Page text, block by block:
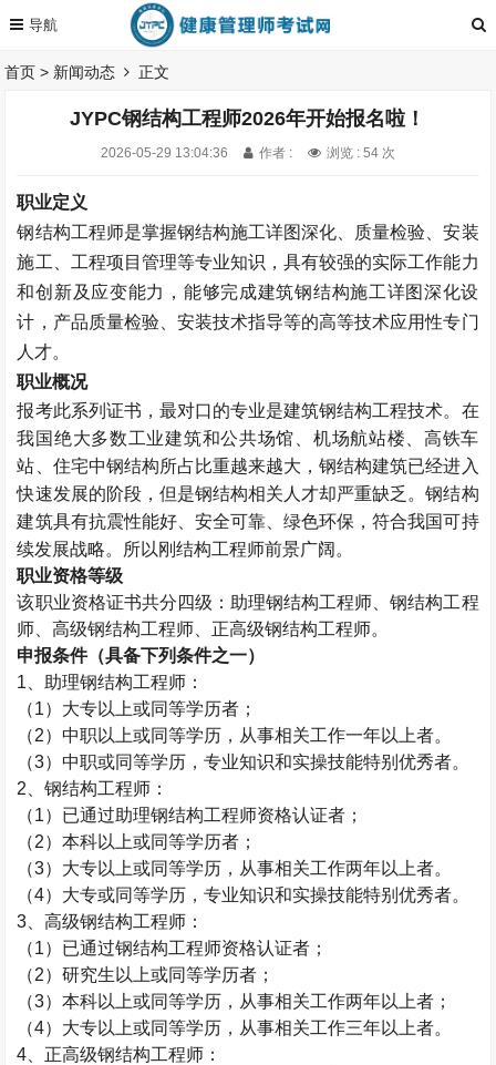
首页 > 新闻动态 正文
JYPC钢结构工程师2026年开始报名啦！
2026-05-29 13:04:36 作者 : 浏览 : 54 次
职业定义
钢结构工程师是掌握钢结构施工详图深化、质量检验、安装
施工、工程项目管理等专业知识，具有较强的实际工作能力
和创新及应变能力，能够完成建筑钢结构施工详图深化设
计，产品质量检验、安装技术指导等的高等技术应用性专门
人才。
职业概况
报考此系列证书，最对口的专业是建筑钢结构工程技术。在
我国绝大多数工业建筑和公共场馆、机场航站楼、高铁车
站、住宅中钢结构所占比重越来越大，钢结构建筑已经进入
快速发展的阶段，但是钢结构相关人才却严重缺乏。钢结构
建筑具有抗震性能好、安全可靠、绿色环保，符合我国可持
续发展战略。所以刚结构工程师前景广阔。
职业资格等级
该职业资格证书共分四级：助理钢结构工程师、钢结构工程
师、高级钢结构工程师、正高级钢结构工程师。
申报条件（具备下列条件之一）
1 、助理钢结构工程师：
（1）大专以上或同等学历者；
（2）中职以上或同等学历，从事相关工作一年以上者。
（3）中职或同等学历，专业知识和实操技能特别优秀者。
2 、钢结构工程师：
（1）已通过助理钢结构工程师资格认证者；
（2）本科以上或同等学历者；
（3）大专以上或同等学历，从事相关工作两年以上者。
（4）大专或同等学历，专业知识和实操技能特别优秀者。
3 、高级钢结构工程师：
（1）已通过钢结构工程师资格认证者；
（2）研究生以上或同等学历者；
（3）本科以上或同等学历，从事相关工作两年以上者；
（4）大专以上或同等学历，从事相关工作三年以上者。
4 、正高级钢结构工程师：